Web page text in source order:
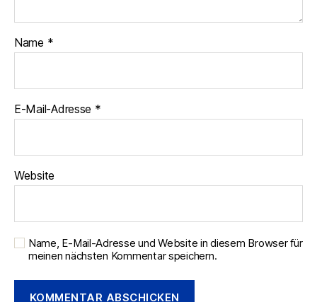
Name *
E-Mail-Adresse *
Website
Name, E-Mail-Adresse und Website in diesem Browser für
meinen nächsten Kommentar speichern.